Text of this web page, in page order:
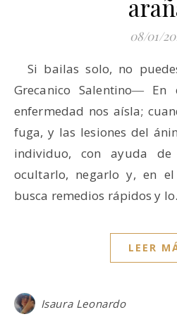
08/01/
Si bailas solo, no puedes sanar ―Canzoniere
Grecanico Salentino―
enfermedad nos aísla;
fuga, y las lesiones del
individuo, con ayuda
ocultarlo, negarlo y, en
busca remedios rápidos y
LEER
Isaura Leonardo